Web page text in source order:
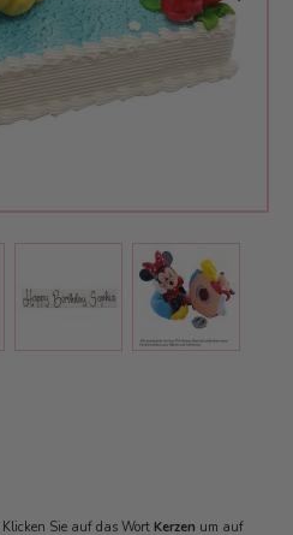
imageView larger imageView larger
Klicken Sie auf das Wort Kerzen um auf